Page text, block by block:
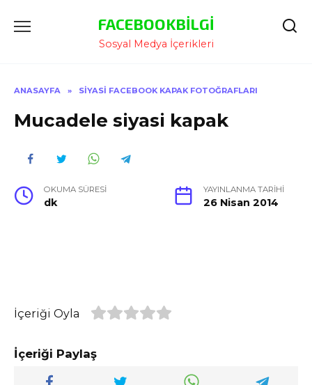
Atla
FACEBOOKBILGI
Sosyal Medya İçerikleri
ANASAYFA » SIYASI FACEBOOK KAPAK FOTOĞRAFLARI
Mucadele siyasi kapak
OKUMA SÜRESI
dk
YAYINLANMA TARIHI
26 Nisan 2014
İçeriği Oyla
İçeriği Paylaş